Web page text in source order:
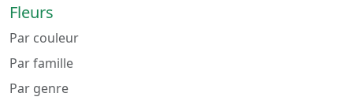
Fleurs
Par couleur
Par famille
Par genre